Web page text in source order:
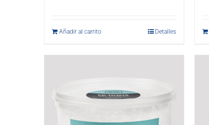
Añadir al carrito Detalles